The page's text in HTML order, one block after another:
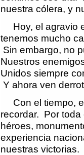
nuestra cólera, y
Hoy, el agravio
tenemos mucho
Sin embargo, no
Nuestros
Unidos siempre
Y ahora ven
Con el tiempo,
recordar. Por
héroes,
experiencia
nuestras victorias.